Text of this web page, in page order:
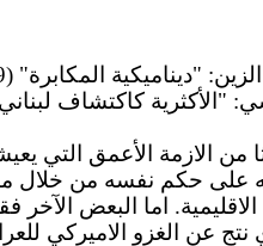
قدرته على حكم نفسه من
اما البعض الآخر
نتج عن الغزو الاميركي